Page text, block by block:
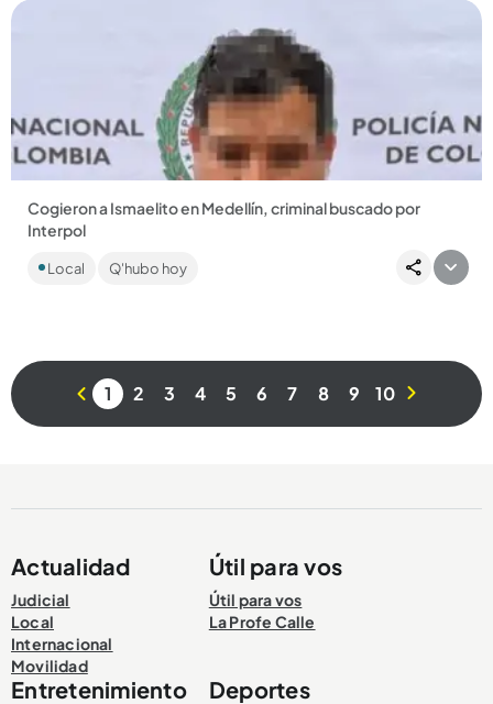
Compartir Noticia
Cogieron a Ismaelito en Medellín, criminal buscado por
Interpol
otros presuntos criminales como la creadora de contenido
Local Q'hubo hoy
1 2 3 4 5 6 7 8 9 10
Actualidad
Judicial
Local
Internacional
Movilidad
Útil para vos
Útil para vos
La Profe Calle
Entretenimiento Deportes